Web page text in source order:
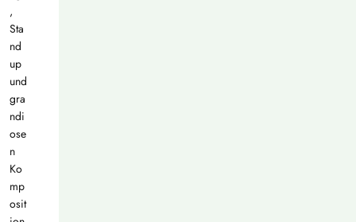
,
Sta
nd
up
und
gra
ndi
ose
n
Ko
mp
osit